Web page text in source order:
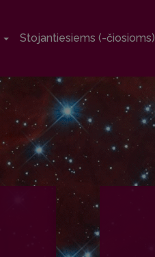
Stojantiesiems (-čiosioms)